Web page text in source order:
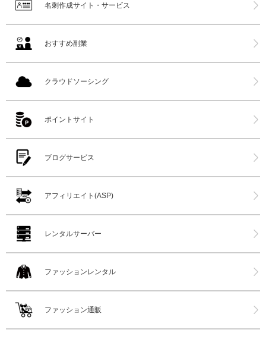
名刺作成サイト・サービス
おすすめ副業
クラウドソーシング
ポイントサイト
ブログサービス
アフィリエイト(ASP)
レンタルサーバー
ファッションレンタル
ファッション通販